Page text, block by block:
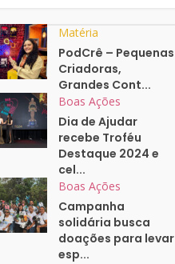
Matéria
PodCrê – Pequenas
Criadoras,
Grandes Cont...
Boas Ações
Dia de Ajudar
recebe Troféu
Destaque 2024 e
cel...
Boas Ações
Campanha
solidária busca
doações para levar
esp...